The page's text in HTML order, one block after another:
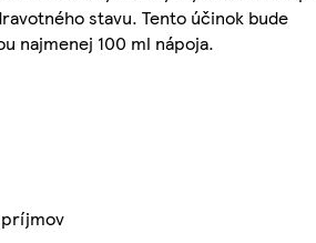
stavu. Tento účinok bude
najmenej 100 ml nápoja.